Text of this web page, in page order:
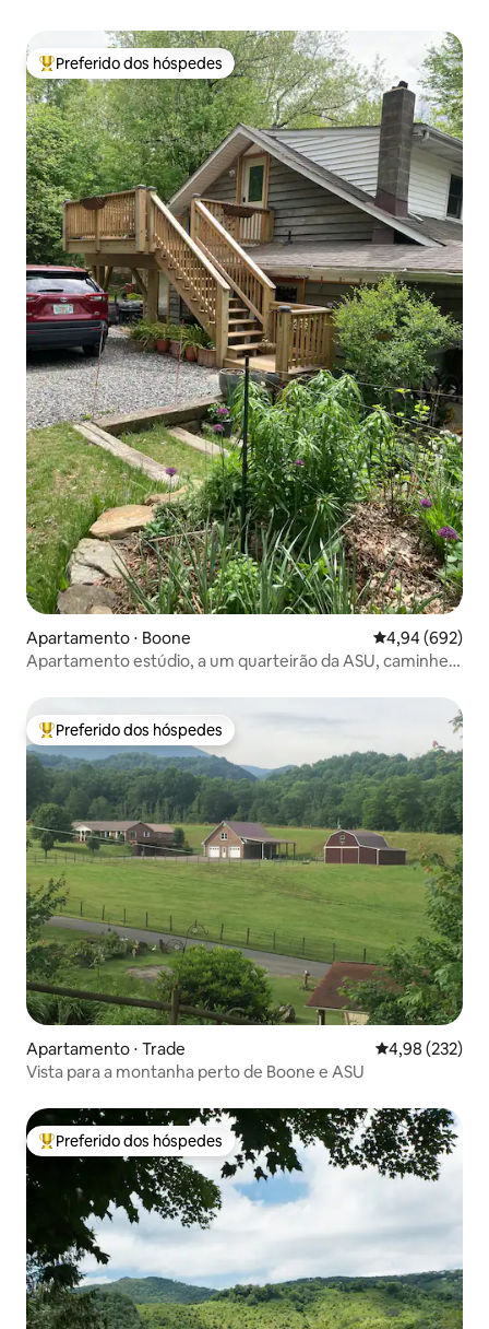
Entre os melhores preferidos dos hóspedes
Preferido dos hóspedes
Apartamento ⋅ Boone 4,94 de uma
4,94 (692)
Apartamento estúdio, a um quarteirão da ASU, caminhe
Entre os melhores preferidos dos hóspedes
Preferido dos hóspedes
Apartamento ⋅ Trade 4,98 de uma
4,98 (232)
Vista para a montanha perto de Boone e ASU
Entre os melhores preferidos dos hóspedes
Preferido dos hóspedes